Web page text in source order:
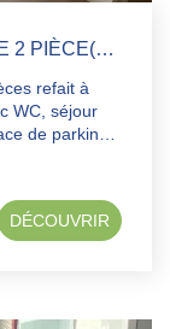
APPARTEMENT EPINAY SUR ORGE 2 PIÈCE(S) 25.64 M2
refait à
avant toute
DÉCOUVRIR